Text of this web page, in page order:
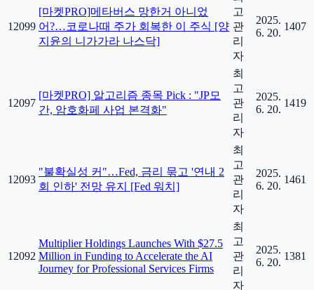
12099
[마켓PRO]메타버스 망한거 아니었
어?…코로나때 주가 회복한 이 주식 [양
지윤의 니가가라 나스닥]
고
관
리
자
2025.
6. 20.
1407
12097
[마켓PRO] 알고리즘 종목 Pick : "JP모
간, 암호화페 사업 본격화"
최
고
관
리
자
2025.
6. 20.
1419
12093
"불확실성 커"…Fed, 금리 묶고 '연내 2
회 인하' 전망 유지 [Fed 워치]
최
고
관
리
자
2025.
6. 20.
1461
12092
Multiplier Holdings Launches With $27.5
Million in Funding to Accelerate the AI
Journey for Professional Services Firms
최
고
관
리
자
2025.
6. 20.
1381